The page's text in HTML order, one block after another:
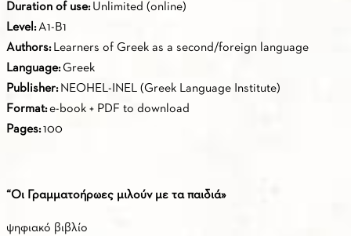
Duration of use:Unlimited (online)
Level:A1-B1
Αuthors:Learners of Greek as a second/foreign language
Language:Greek
Publisher:NEOHEL-INEL (Greek Language Institute)
Format:e-book + PDF to download
Pages:100
“Οι Γραμματοήρωες μιλούν με τα παιδιά»
ψηφιακό βιβλίο